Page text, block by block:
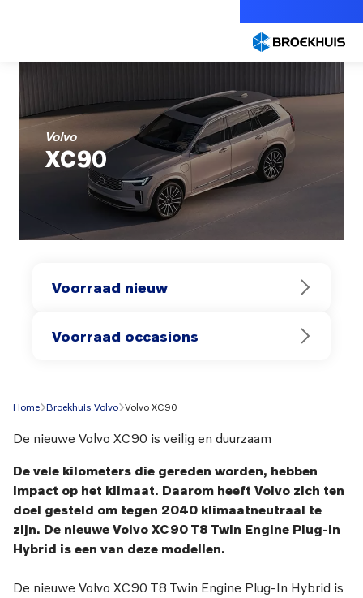
gaan
Volvo
XC90
Voorraad nieuw
Voorraad occasions
Home Broekhuis Volvo Volvo XC90
De nieuwe Volvo XC90 is veilig en duurzaam
De vele kilometers die gereden worden, hebben
impact op het klimaat. Daarom heeft Volvo zich ten
doel gesteld om tegen 2040 klimaatneutraal te
zijn. De nieuwe Volvo XC90 T8 Twin Engine Plug-In
Hybrid is een van deze modellen.
De nieuwe Volvo XC90 T8 Twin Engine Plug-In Hybrid is